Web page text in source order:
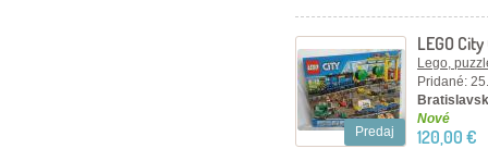
Predaj
LEGO
Lego,
Pridané:
Nové
120,00 €